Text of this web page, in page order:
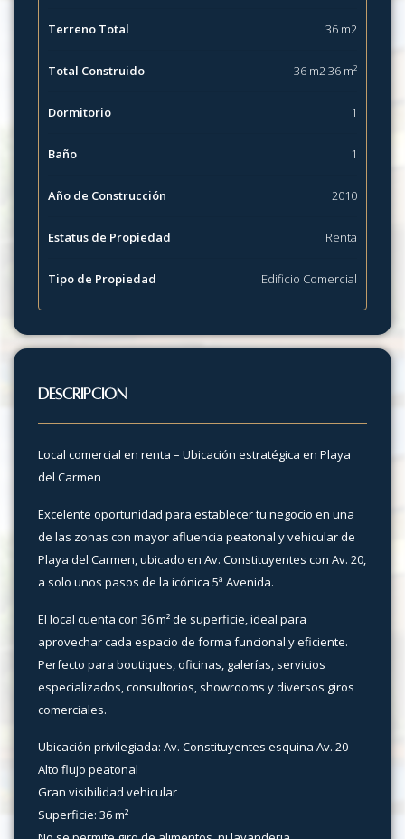
Terreno Total 36 m2
Total Construido 36 m2 36 m²
Dormitorio 1
Baño 1
Año de Construcción 2010
Estatus de Propiedad Renta
Tipo de Propiedad Edificio Comercial
Descripción
Local comercial en renta – Ubicación estratégica en Playa
del Carmen
Excelente oportunidad para establecer tu negocio en una
de las zonas con mayor afluencia peatonal y vehicular de
Playa del Carmen, ubicado en Av. Constituyentes con Av. 20,
a solo unos pasos de la icónica 5ª Avenida.
El local cuenta con 36 m² de superficie, ideal para
aprovechar cada espacio de forma funcional y eficiente.
Perfecto para boutiques, oficinas, galerías, servicios
especializados, consultorios, showrooms y diversos giros
comerciales.
Ubicación privilegiada: Av. Constituyentes esquina Av. 20
Alto flujo peatonal
Gran visibilidad vehicular
Superficie: 36 m²